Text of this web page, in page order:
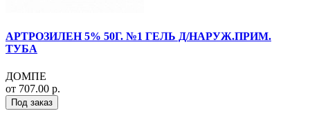
АРТРОЗИЛЕН 5% 50Г. №1 ГЕЛЬ Д/НАРУЖ.ПРИМ.
ТУБА
ДОМПЕ
от 707.00 р.
Под заказ